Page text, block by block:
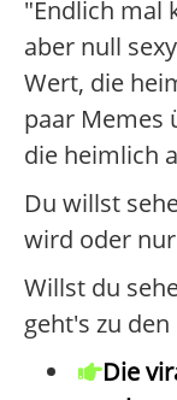
"Endlich mal
aber null
Wert, die
paar Memes
die heimlich
Du willst
wird oder
Willst du
geht's zu
Die